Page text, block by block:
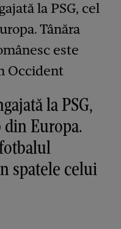
la PSG,
Europa.
spatele celui